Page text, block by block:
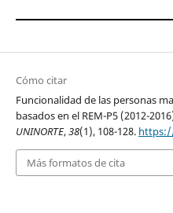
Cómo citar
Funcionalidad de las personas
basados en el REM-P5 (2012-
UNINORTE,38(1), 108-128.
Más formatos de cita